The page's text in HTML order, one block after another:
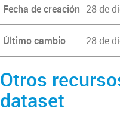
Fecha de creación 28 de
Último cambio 28 de
Otros
dataset